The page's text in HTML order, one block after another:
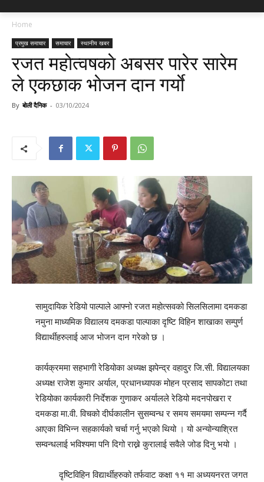
Home
प्रमुख समाचार समाचार स्थानीय खबर
रजत महाेत्वषकाे अबसर पारेर सारेम
ले एकछाक भाेजन दान गर्याे
By बोली दैनिक - 03/10/2024
सामुदायिक रेडियो पाल्पाले आफ्नो रजत महोत्सवको सिलसिलामा दमकडा
नमुना माध्यमिक विद्यालय दमकडा पाल्पाका दृष्टि विहिन शाखाका सम्पुर्ण
विद्यार्थीहरुलाई आज भोजन दान गरेको छ ।
कार्यक्रममा सहभागी रेडियोका अध्यक्ष झपेन्द्र वहादुर जि.सी. विद्यालयका
अध्यक्ष राजेश कुमार अर्याल, प्रधानध्यापक मोहन प्रसाद सापकोटा तथा
रेडियोका कार्यकारी निर्देशक गुणाकर अर्यालले रेडियो मदनपोखरा र
दमकडा मा.वी. विचको दीर्घकालीन सुसम्वन्ध र समय समयमा सम्पन्न गर्दै
आएका विभिन्न सहकार्यको चर्चा गर्नु भएको थियो । यो अन्योन्याश्रित
सम्वन्धलाई भविश्यमा पनि दिगो राख्ने कुरालाई सवैले जोड दिनु भयो ।
दृष्टिविहिन विद्यार्थीहरुको तर्फवाट कक्षा ११ मा अध्ययनरत जगत